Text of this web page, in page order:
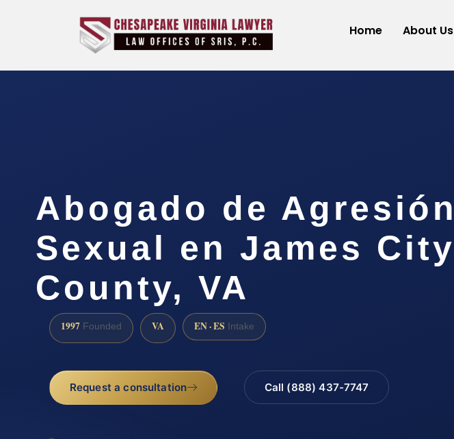
Home About Us
Abogado de Agresión
Sexual en James City
County, VA
1997 Founded VA EN · ES Intake
Request a consultation Call (888) 437-7747